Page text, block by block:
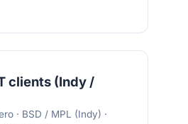
clients (Indy /
· BSD / MPL (Indy) ·